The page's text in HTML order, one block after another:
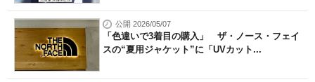
公開 2026/05/07
「色違いで3着目の購入」 ザ・ノース・フェイ
スの“夏用ジャケット”に「UVカット...